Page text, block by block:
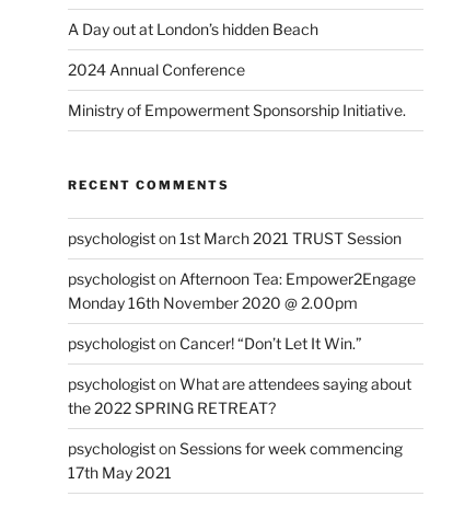
A Day out at London’s hidden Beach
2024 Annual Conference
Ministry of Empowerment Sponsorship Initiative.
RECENT COMMENTS
psychologiston1st March 2021 TRUST Session
psychologiston Afternoon Tea: Empower2Engage
Monday 16th November 2020 @ 2.00pm
psychologiston Cancer! “Don’t Let It Win.”
psychologistonWhat are attendees saying about
the 2022 SPRING RETREAT?
psychologistonSessions for week commencing
17th May 2021